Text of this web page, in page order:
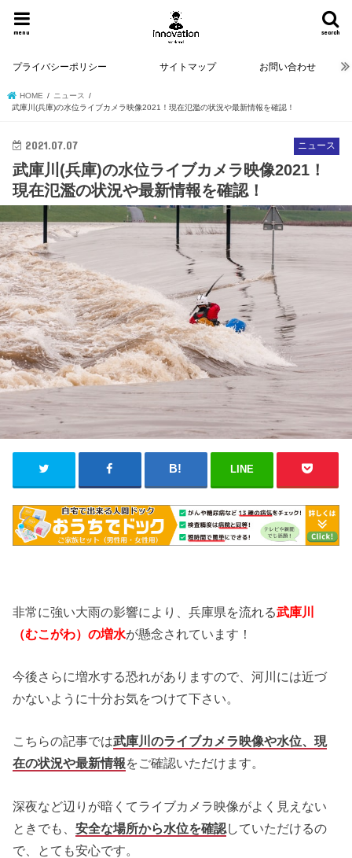
search
menu
プライバシーポリシー サイトマップ お問い合わせ
HOME
ニュース
武庫川(兵庫)の水位ライブカメラ映像2021！現在氾濫の状況や最新情報を確認！
ニュース
2021.07.07
武庫川(兵庫)の水位ライブカメラ映像2021！
現在氾濫の状況や最新情報を確認！
LINE
非常に強い大雨の影響により、兵庫県を流れる武庫川
（むこがわ）の増水が懸念されています！
今後さらに増水する恐れがありますので、河川には近づ
かないように十分お気をつけて下さい。
こちらの記事では武庫川のライブカメラ映像や水位、現
在の状況や最新情報をご確認いただけます。
深夜など辺りが暗くてライブカメラ映像がよく見えない
ときでも、安全な場所から水位を確認していただけるの
で、とても安心です。